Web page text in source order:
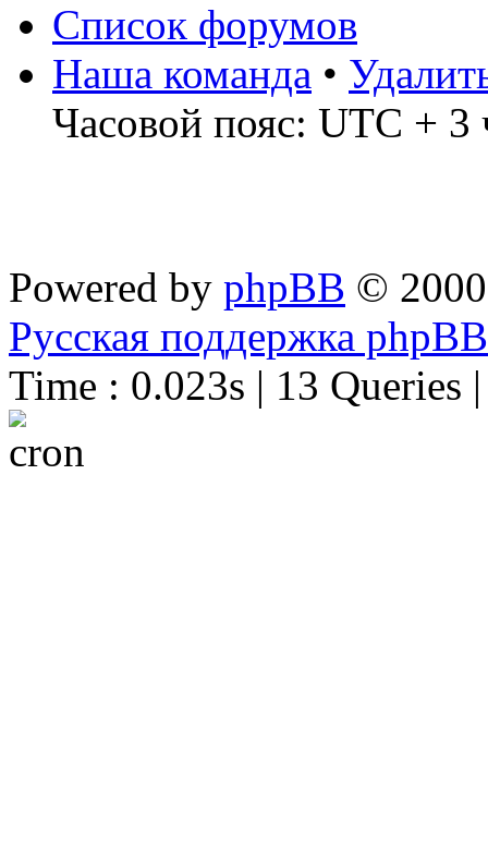
Список форумов
Наша команда •
Часовой пояс: UTC + 3
Powered by phpBB ©
Русская поддержка phpBB
Time : 0.023s | 13 Queries